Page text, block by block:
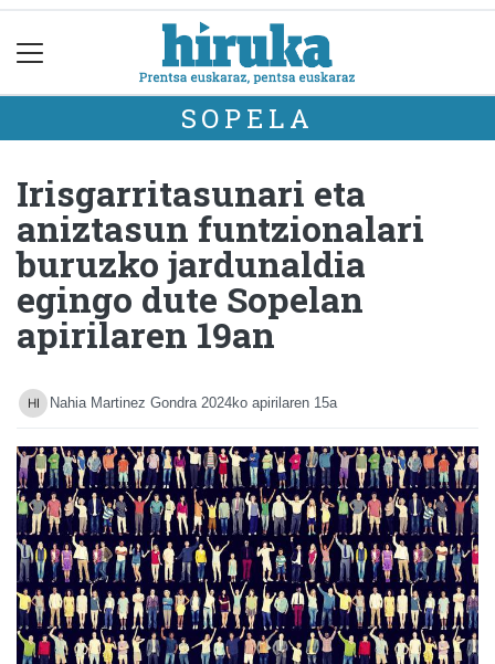
SOPELA
Irisgarritasunari eta
aniztasun funtzionalari
buruzko jardunaldia
egingo dute Sopelan
apirilaren 19an
Nahia Martinez Gondra 2024ko apirilaren 15a